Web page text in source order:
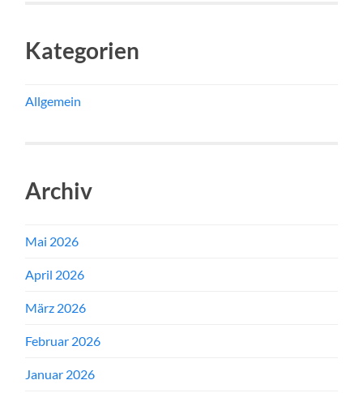
Kategorien
Allgemein
Archiv
Mai 2026
April 2026
März 2026
Februar 2026
Januar 2026